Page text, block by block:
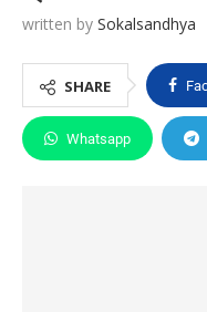
written by Sokalsandhya
SHARE
Whatsapp